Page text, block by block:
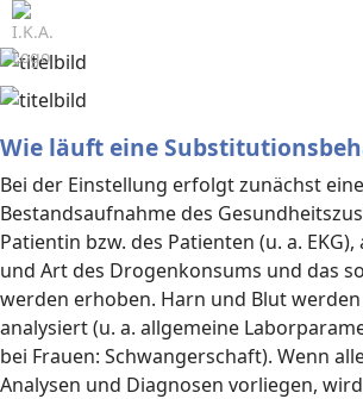
Wie läuft eine
Bei der Einstellung erfolgt zunächst eine
Bestandsaufnahme des
Patientin bzw. des Patienten (u. a.
und Art des Drogenkonsums und das
werden erhoben. Harn und Blut
analysiert (u. a. allgemeine
bei Frauen: Schwangerschaft). Wenn
Analysen und Diagnosen vorliegen,